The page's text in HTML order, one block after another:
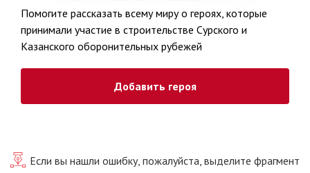
Помогите рассказать всему миру о героях, которые
принимали участие в строительстве Сурского и
Казанского оборонительных рубежей
Добавить героя
Если вы нашли ошибку, пожалуйста, выделите фрагмент